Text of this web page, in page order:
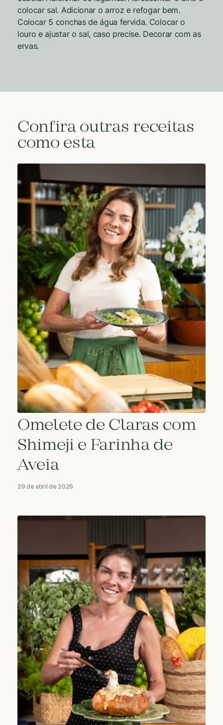
colocar sal. Adicionar o arroz e refogar bem.
Colocar 5 conchas de água fervida. Colocar o
louro e ajustar o sal, caso precise. Decorar com as
ervas.
Confira outras receitas
como esta
Omelete de Claras com
Shimeji e Farinha de
Aveia
29 de abril de 2026